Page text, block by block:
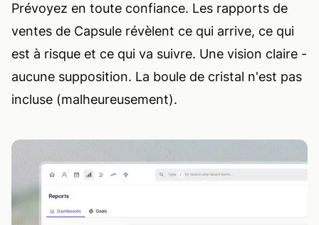
Prévoyez en toute confiance. Les rapports de
ventes de Capsule révèlent ce qui arrive, ce qui
est à risque et ce qui va suivre. Une vision claire -
aucune supposition. La boule de cristal n'est pas
incluse (malheureusement).